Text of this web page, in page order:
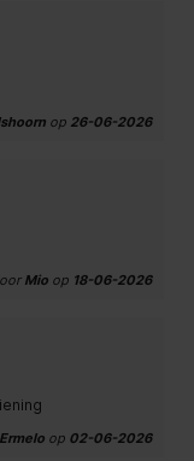
op 26-06-2026
Mio op 18-06-2026
op 02-06-2026